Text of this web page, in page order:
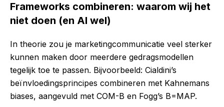
Frameworks combineren: waarom wij het
niet doen (en AI wel)
In theorie zou je marketingcommunicatie veel sterker
kunnen maken door meerdere gedragsmodellen
tegelijk toe te passen. Bijvoorbeeld: Cialdini’s
beïnvloedingsprincipes combineren met Kahnemans
biases, aangevuld met COM-B en Fogg’s B=MAP.